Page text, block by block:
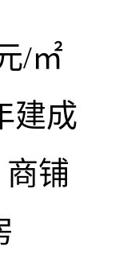
/㎡
建成
商铺